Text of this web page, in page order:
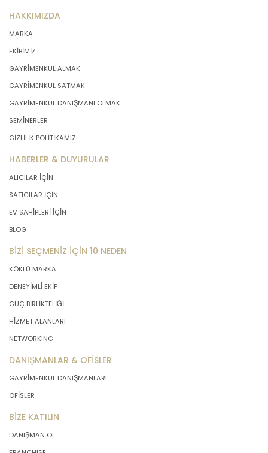
HAKKIMIZDA
MARKA
EKİBİMİZ
GAYRİMENKUL ALMAK
GAYRİMENKUL SATMAK
GAYRİMENKUL DANIŞMANI OLMAK
SEMİNERLER
GİZLİLİK POLİTİKAMIZ
HABERLER & DUYURULAR
ALICILAR İÇİN
SATICILAR İÇİN
EV SAHİPLERİ İÇİN
BLOG
BİZİ SEÇMENİZ İÇİN 10 NEDEN
KÖKLÜ MARKA
DENEYİMLİ EKİP
GÜÇ BİRLİKTELİĞİ
HİZMET ALANLARI
NETWORKING
DANIŞMANLAR & OFİSLER
GAYRİMENKUL DANIŞMANLARI
OFİSLER
BİZE KATILIN
DANIŞMAN OL